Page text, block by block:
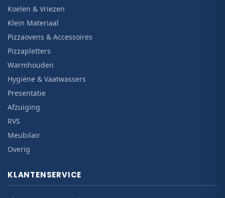
Koelen & Vriezen
Klein Materiaal
Pizzaovens & Accessoires
Pizzapletters
Warmhouden
Hygiëne & Vaatwassers
Presentatie
Afzuiging
RVS
Meubilair
Overig
KLANTENSERVICE